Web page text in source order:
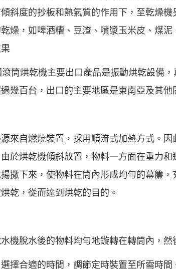
斜度的抄板和熱氣質的作用下，至乾燥
燥，如啤酒糟、豆渣、噴漿玉米皮、煤
筒烘乾機主要出口產品是振動烘乾設備
幾百台，出口的主要地區是東南亞及其
來自燃燒裝置，採用順流式加熱方式。
於烘乾機傾斜放置，物料一方面在重力
撒下來，使物料在筒內形成均勻的幕簾
乾，從而達到烘乾的目的。
機脫水後的物料均勻地鏇轉在轉筒內，然
擇合適的時間，調節定時裝置至所需時間